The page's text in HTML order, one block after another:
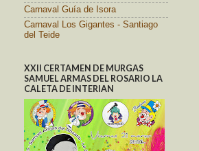
Carnaval Guía de Isora
Carnaval Los Gigantes - Santiago
del Teide
XXII CERTAMEN DE MURGAS
SAMUEL ARMAS DEL ROSARIO LA
CALETA DE INTERIAN